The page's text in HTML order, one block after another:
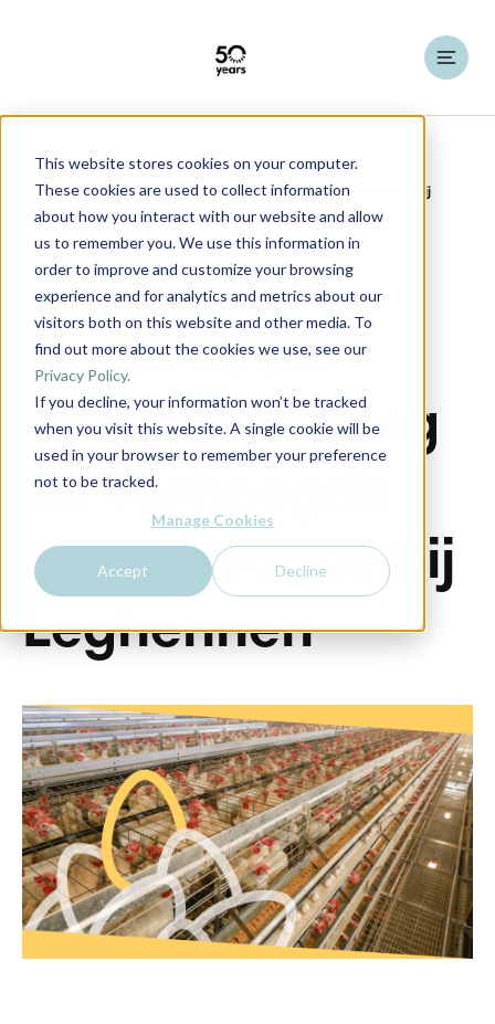
This website stores cookies on your computer.
These cookies are used to collect information
about how you interact with our website and allow
us to remember you. We use this information in
order to improve and customize your browsing
experience and for analytics and metrics about our
visitors both on this website and other media. To
find out more about the cookies we use, see our
Privacy Policy.
If you decline, your information won’t be tracked
when you visit this website. A single cookie will be
used in your browser to remember your preference
not to be tracked.
Manage Cookies
Accept Decline
HATO Insights Knowledge Articles
Leghennen Pluimvee 2 minutes read
Onderzoek:
UVA-Verlichting
en Verhoogde
Eierproductie bij
Leghennen